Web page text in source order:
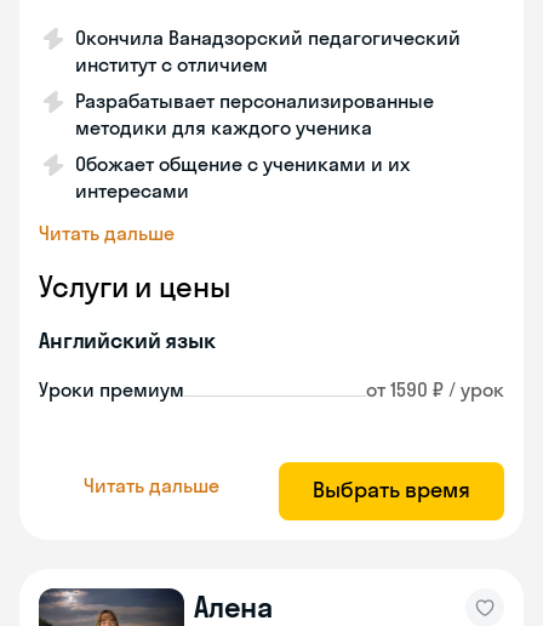
Окончила Ванадзорский педагогический
институт с отличием
Разрабатывает персонализированные
методики для каждого ученика
Обожает общение с учениками и их
интересами
Читать дальше
Услуги и цены
Английский язык
Уроки премиум от 1590 ₽ / урок
Читать дальше Выбрать время
Алена